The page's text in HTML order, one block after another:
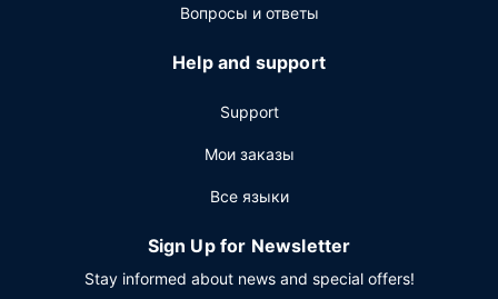
Для удобства гостей предоставляется следующее:
бизнес-центр, химчистка или прачечная и
круглосуточная работа стойки регистрации.
Вопросы и ответы
Help and support
Support
Мои заказы
Все языки
Sign Up for Newsletter
Stay informed about news and special offers!